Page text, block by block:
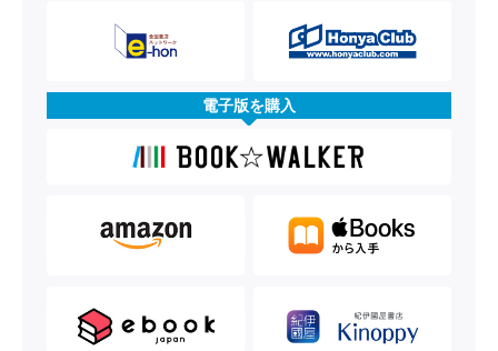
電子版を購入